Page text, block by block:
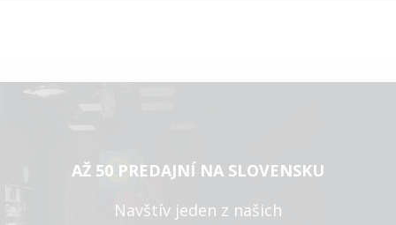
AŽ 50 PREDAJNÍ NA SLOVENSKU
Navštív jeden z našich